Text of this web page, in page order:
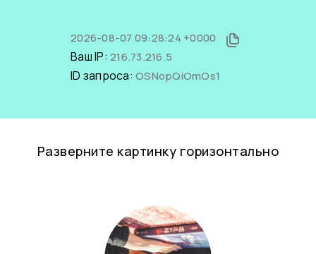
2026-08-07 09:28:24 +0000
Ваш IP: 216.73.216.5
ID запроса: OSNopQiOmOs1
Разверните картинку горизонтально